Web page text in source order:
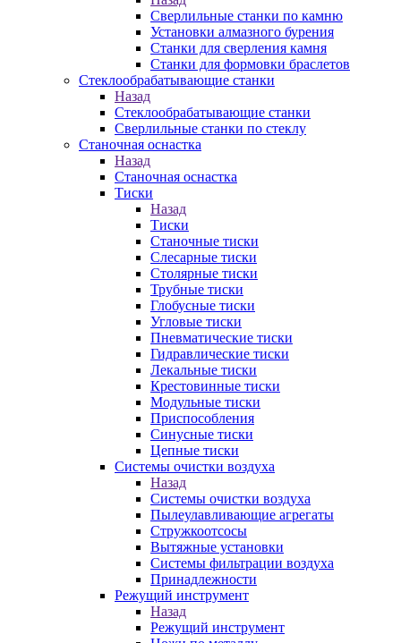
Сверлильные станки по камню
Установки алмазного бурения
Станки для сверления камня
Станки для формовки браслетов
Стеклообрабатывающие станки
Назад
Стеклообрабатывающие станки
Сверлильные станки по стеклу
Станочная оснастка
Назад
Станочная оснастка
Тиски
Назад
Тиски
Станочные тиски
Слесарные тиски
Столярные тиски
Трубные тиски
Глобусные тиски
Угловые тиски
Пневматические тиски
Гидравлические тиски
Лекальные тиски
Крестовинные тиски
Модульные тиски
Приспособления
Синусные тиски
Цепные тиски
Системы очистки воздуха
Назад
Системы очистки воздуха
Пылеулавливающие агрегаты
Стружкоотсосы
Вытяжные установки
Системы фильтрации воздуха
Принадлежности
Режущий инструмент
Назад
Режущий инструмент